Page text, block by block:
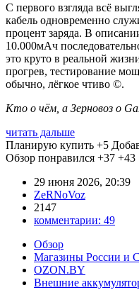
С первого взгляда всё
кабель одновременно
процент заряда. В
10.000мАч
это круто в реальной
прогрев, тестирование
обычно, лёгкое чтиво ©.
Кто о чём, а Зерновоз о
читать дальше
Планирую купить +5
Обзор понравился +37 +43
29 июня 2026, 20:39
ZeRNoVoz
2147
комментарии: 49
Обзор
Магазины России и
OZON.BY
Внешние